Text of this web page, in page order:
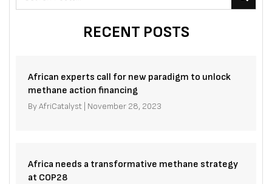
RECENT POSTS
African experts call for new paradigm to unlock
methane action financing
ByAfriCatalyst November 28, 2023
Africa needs a transformative methane strategy
at COP28